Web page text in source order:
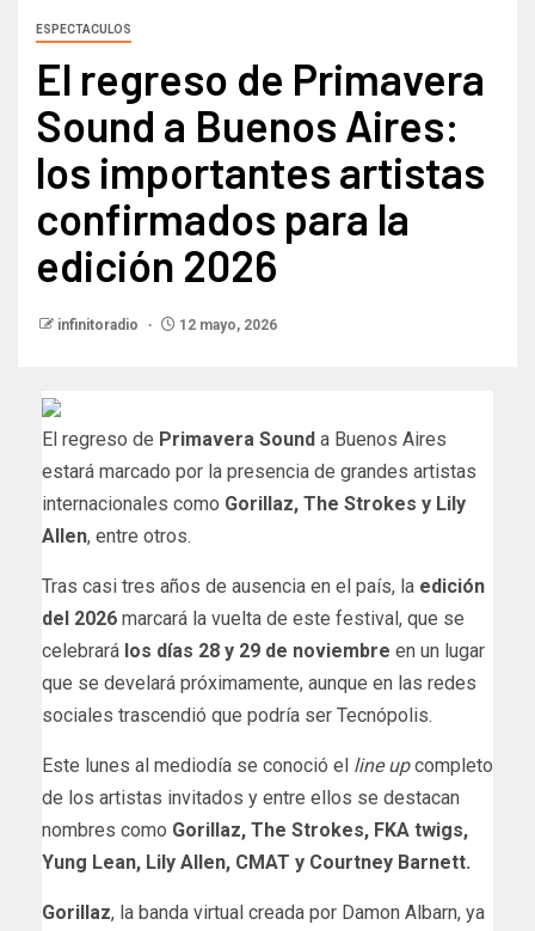
ESPECTACULOS
El regreso de Primavera
Sound a Buenos Aires:
los importantes artistas
confirmados para la
edición 2026
infinitoradio 12 mayo, 2026
El regreso de Primavera Sound a Buenos Aires
estará marcado por la presencia de grandes artistas
internacionales como Gorillaz, The Strokes y Lily
Allen, entre otros.
Tras casi tres años de ausencia en el país, la edición
del 2026 marcará la vuelta de este festival, que se
celebrará los días 28 y 29 de noviembre en un lugar
que se develará próximamente, aunque en las redes
sociales trascendió que podría ser Tecnópolis.
Este lunes al mediodía se conoció el line upcompleto
de los artistas invitados y entre ellos se destacan
nombres como Gorillaz, The Strokes, FKA twigs,
Yung Lean, Lily Allen, CMAT y Courtney Barnett.
Gorillaz, la banda virtual creada por Damon Albarn, ya